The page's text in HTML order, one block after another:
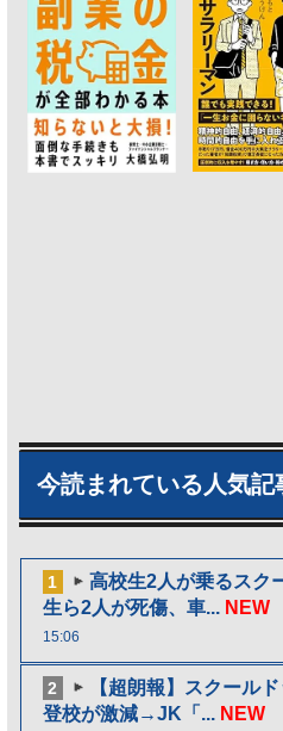
今読まれている人気記
1
高校生2人が乗るスク
生ら2人が死傷、車... NEW
15:06
2
【超朗報】スクール
登校が激減→JK「... NEW